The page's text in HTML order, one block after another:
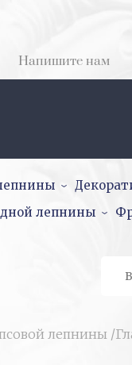
Напишите нам
лепнины
лепнины /